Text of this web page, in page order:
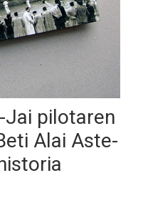
Jai pilotaren
Alai Aste-